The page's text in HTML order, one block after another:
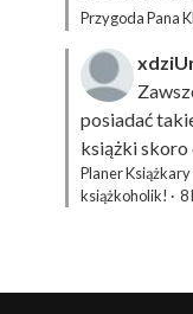
Przygoda Pana
posiadać
książki skoro
Planer
książkoholik! · 8